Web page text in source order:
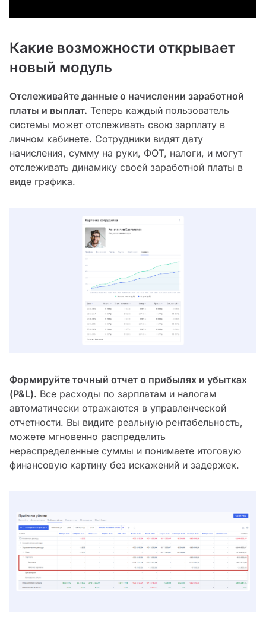
Какие возможности открывает
новый модуль
Отслеживайте данные о начислении заработной
платы и выплат. Теперь каждый пользователь
системы может отслеживать свою зарплату в
личном кабинете. Сотрудники видят дату
начисления, сумму на руки, ФОТ, налоги, и могут
отслеживать динамику своей заработной платы в
виде графика.
Формируйте точный отчет о прибылях и убытках
(P&L). Все расходы по зарплатам и налогам
автоматически отражаются в управленческой
отчетности. Вы видите реальную рентабельность,
можете мгновенно распределить
нераспределенные суммы и понимаете итоговую
финансовую картину без искажений и задержек.